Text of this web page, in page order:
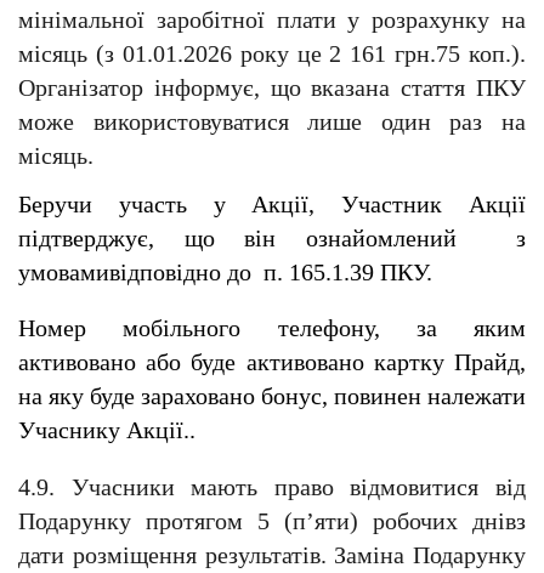
мінімальної заробітної плати у розрахунку на
місяць (з 01.01.2026 року це 2 161 грн.75 коп.).
Організатор інформує, що вказана стаття ПКУ
може використовуватися лише один раз на
місяць.
Беручи участь у Акції, Участник Акції
підтверджує, що він ознайомлений  з
умовамивідповідно до  п. 165.1.39 ПКУ.
Номер мобільного телефону, за яким
активовано або буде активовано картку Прайд,
на яку буде зараховано бонус, повинен належати
Учаснику Акції..
4.9. Учасники мають право відмовитися від
Подарунку протягом 5 (п’яти) робочих днівз
дати розміщення результатів. Заміна Подарунку